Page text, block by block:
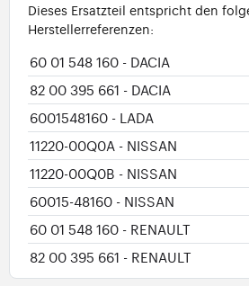
Dieses Ersatzteil entspricht den
Herstellerreferenzen:
60 01 548 160 - DACIA
82 00 395 661 - DACIA
6001548160 - LADA
11220-00Q0A - NISSAN
11220-00Q0B - NISSAN
60015-48160 - NISSAN
60 01 548 160 - RENAULT
82 00 395 661 - RENAULT